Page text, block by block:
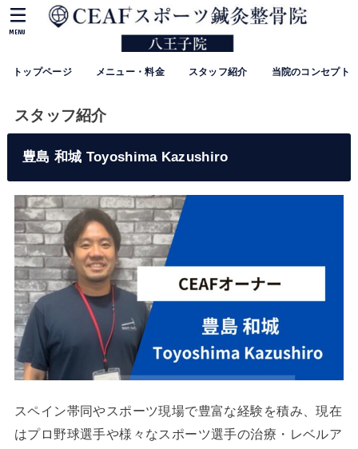
トップページ メニュー・料金 スタッフ紹介 当院のコンセプト
MENU
スタッフ紹介
豊島 和城 Toyoshima Kazushiro
スペイン帯同やスポーツ現場で豊富な経験を積み、現在
はプロ野球選手や様々なスポーツ選手の治療・レベルア